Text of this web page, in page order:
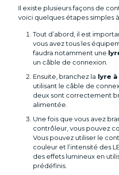
Il existe plusieurs façons de
voici quelques étapes simples
Tout d’abord, il est
vous avez tous les
faudra notamment une
un câble de connexion.
Ensuite, branchez la lyre à
utilisant le câble de
deux sont correctement
alimentée.
Une fois que vous avez
contrôleur, vous pouvez
Vous pouvez utiliser le
couleur et l’intensité des
des effets lumineux en
prédéfinis.